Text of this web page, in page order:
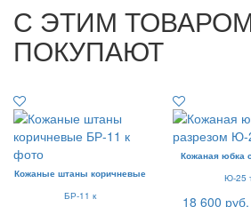
С ЭТИМ
ПОКУПАЮТ
Кожаные штаны коричневые
БР-11 к
Кожаная юбка
Ю-25
18 600 руб.